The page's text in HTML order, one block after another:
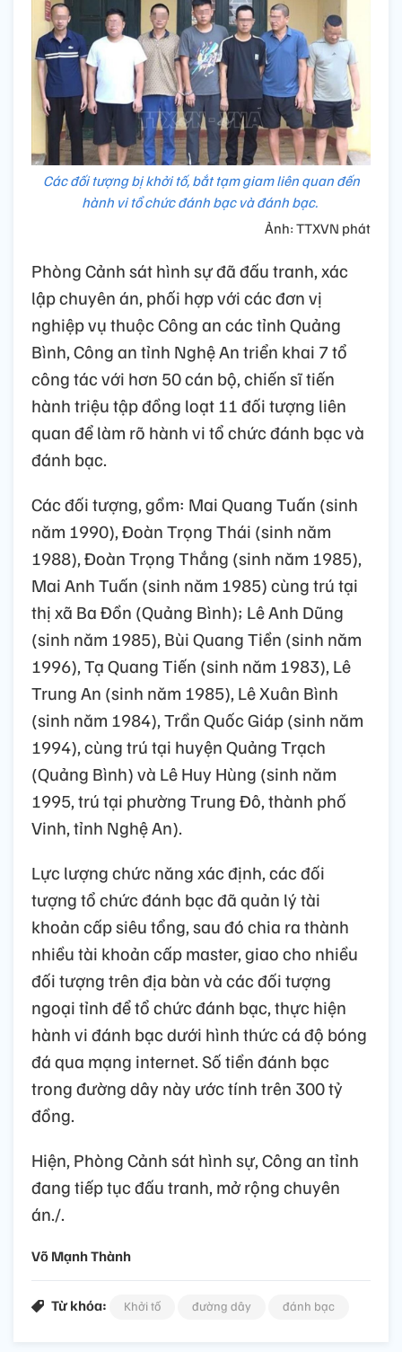
Các đối tượng bị khởi tố, bắt tạm giam liên quan đến
hành vi tổ chức đánh bạc và đánh bạc.
Ảnh: TTXVN phát
Phòng Cảnh sát hình sự đã đấu tranh, xác
lập chuyên án, phối hợp với các đơn vị
nghiệp vụ thuộc Công an các tỉnh Quảng
Bình, Công an tỉnh Nghệ An triển khai 7 tổ
công tác với hơn 50 cán bộ, chiến sĩ tiến
hành triệu tập đồng loạt 11 đối tượng liên
quan để làm rõ hành vi tổ chức đánh bạc và
đánh bạc.
Các đối tượng, gồm: Mai Quang Tuấn (sinh
năm 1990), Đoàn Trọng Thái (sinh năm
1988), Đoàn Trọng Thắng (sinh năm 1985),
Mai Anh Tuấn (sinh năm 1985) cùng trú tại
thị xã Ba Đồn (Quảng Bình); Lê Anh Dũng
(sinh năm 1985), Bùi Quang Tiền (sinh năm
1996), Tạ Quang Tiến (sinh năm 1983), Lê
Trung An (sinh năm 1985), Lê Xuân Bình
(sinh năm 1984), Trần Quốc Giáp (sinh năm
1994), cùng trú tại huyện Quảng Trạch
(Quảng Bình) và Lê Huy Hùng (sinh năm
1995, trú tại phường Trung Đô, thành phố
Vinh, tỉnh Nghệ An).
Lực lượng chức năng xác định, các đối
tượng tổ chức đánh bạc đã quản lý tài
khoản cấp siêu tổng, sau đó chia ra thành
nhiều tài khoản cấp master, giao cho nhiều
đối tượng trên địa bàn và các đối tượng
ngoại tỉnh để tổ chức đánh bạc, thực hiện
hành vi đánh bạc dưới hình thức cá độ bóng
đá qua mạng internet. Số tiền đánh bạc
trong đường dây này ước tính trên 300 tỷ
đồng.
Hiện, Phòng Cảnh sát hình sự, Công an tỉnh
đang tiếp tục đấu tranh, mở rộng chuyên
án./.
Võ Mạnh Thành
Từ khóa: Khởi tố đường dây đánh bạc